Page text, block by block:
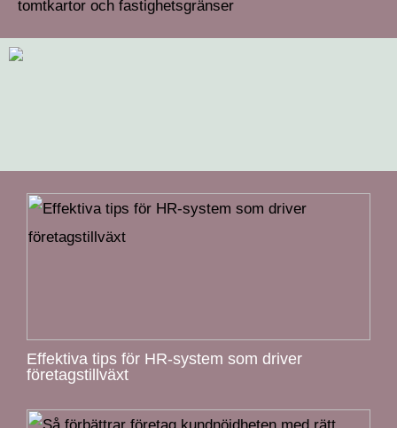
tomtkartor och fastighetsgränser
Effektiva tips för HR-system som driver
företagstillväxt